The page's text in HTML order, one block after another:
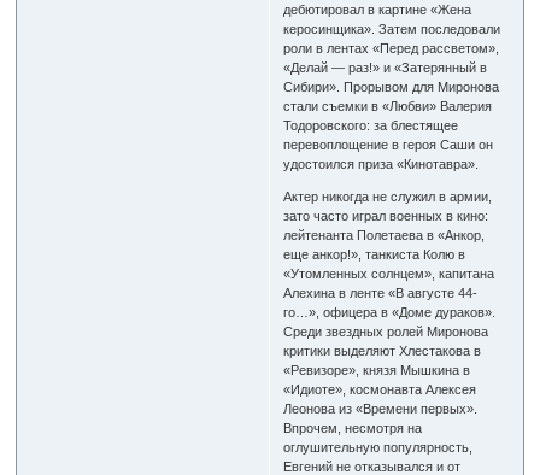
дебютировал в картине «Жена
керосинщика». Затем последовали
роли в лентах «Перед рассветом»,
«Делай — раз!» и «Затерянный в
Сибири». Прорывом для Миронова
стали съемки в «Любви» Валерия
Тодоровского: за блестящее
перевоплощение в героя Саши он
удостоился приза «Кинотавра».
Актер никогда не служил в армии,
зато часто играл военных в кино:
лейтенанта Полетаева в «Анкор,
еще анкор!», танкиста Колю в
«Утомленных солнцем», капитана
Алехина в ленте «В августе 44-
го…», офицера в «Доме дураков».
Среди звездных ролей Миронова
критики выделяют Хлестакова в
«Ревизоре», князя Мышкина в
«Идиоте», космонавта Алексея
Леонова из «Времени первых».
Впрочем, несмотря на
оглушительную популярность,
Евгений не отказывался и от